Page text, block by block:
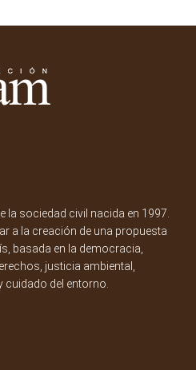
la sociedad civil nacida en 1997.
a la creación de una propuesta
basada en la democracia,
justicia ambiental,
cuidado del entorno.